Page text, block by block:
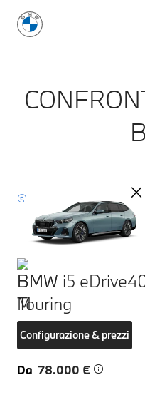
BMW i5
Touring
Configurazione & prezzi
Da 78.000 €